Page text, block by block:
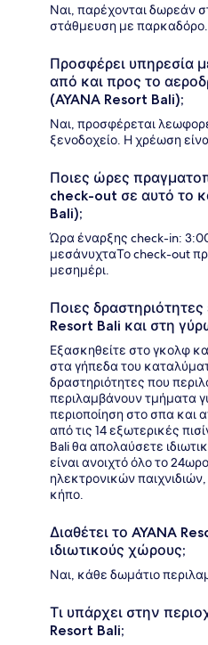
Ναι, παρέχονται δωρεάν
στάθμευση με παρκαδόρο.
Προσφέρει υπηρεσία
από και προς το
(AYANA Resort Bali);
Ναι, προσφέρεται
ξενοδοχείο. Η χρέωση
Ποιες ώρες
check-out σε αυτό το
Bali);
Ώρα έναρξης check-in:
μεσάνυχταΤο check-out
μεσημέρι.
Ποιες δραστηριότητες
Resort Bali και στη
Εξασκηθείτε στο γκολφ
στα γήπεδα του
δραστηριότητες που
περιλαμβάνουν τμήματα
περιοποίηση στο σπα και
από τις 14 εξωτερικές
Bali θα απολαύσετε
είναι ανοιχτό όλο το
ηλεκτρονικών
κήπο.
Διαθέτει το AYANA
ιδιωτικούς χώρους;
Ναι, κάθε δωμάτιο
Τι υπάρχει στην
Resort Bali;